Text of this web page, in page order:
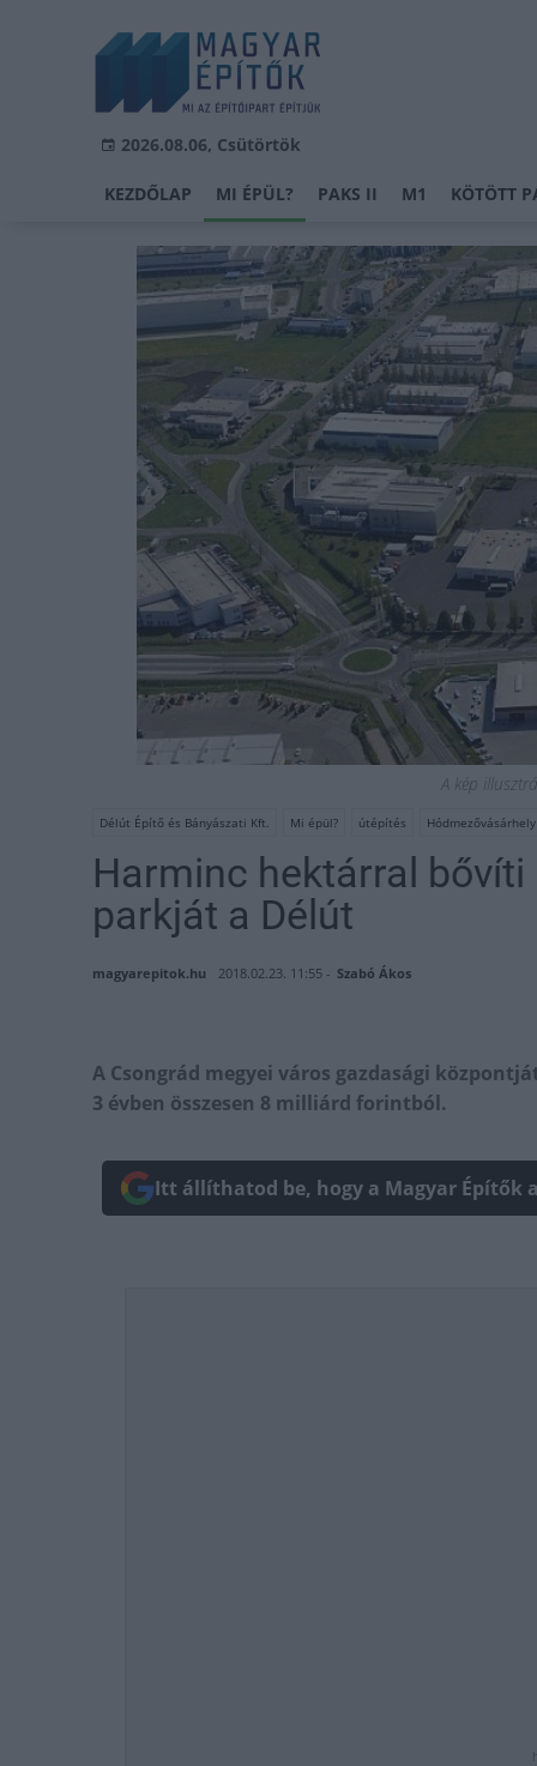
2026.08.06, Csütörtök
KEZDŐLAP MI ÉPÜL? PAKS II M1 KÖTÖTT
A kép
Délút Építő és Bányászati Kft. Mi épül? útépítés Hódmezővásárhely
Harminc hektárral
parkját a Délút
magyarepitok.hu 2018.02.23. 11:55 - Szabó Ákos
A Csongrád megyei város gazdasági
3 évben összesen 8 milliárd forintból.
Itt állíthatod be, hogy a Magyar Építők